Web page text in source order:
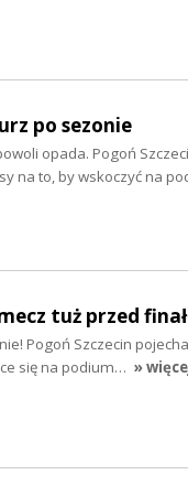
po sezonie
opada. Pogoń
na to, by wskoczyć na
tuż przed
Pogoń Szczecin
się na podium… »